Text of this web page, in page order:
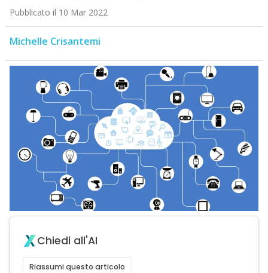
Pubblicato il 10 Mar 2022
Michelle Crisantemi
Chiedi all'AI
Riassumi questo articolo